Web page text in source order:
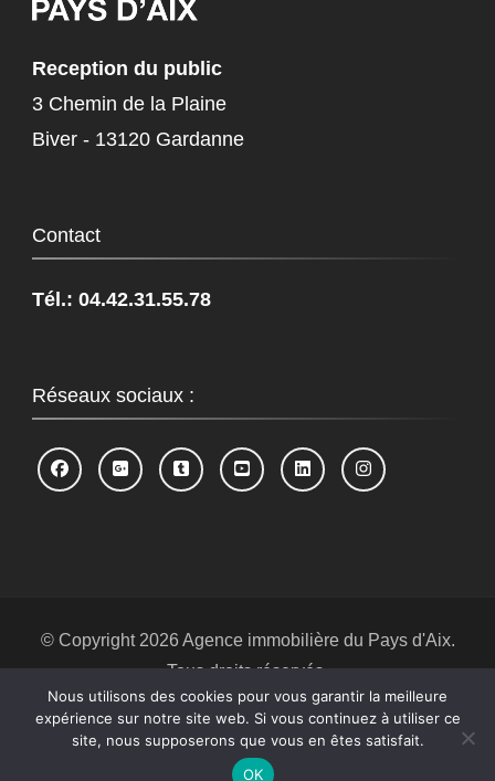
Reception du public
3 Chemin de la Plaine
Biver - 13120 Gardanne
Contact
Tél.: 04.42.31.55.78
Réseaux sociaux :
© Copyright 2026 Agence immobilière du Pays d'Aix.
Tous droits réservés.
Blossom Spa | Développé parBlossom
Themes
.Propulsé par WordPress .Politique de
confidentialité
Nous utilisons des cookies pour vous garantir la meilleure
expérience sur notre site web. Si vous continuez à utiliser ce
site, nous supposerons que vous en êtes satisfait.
OK